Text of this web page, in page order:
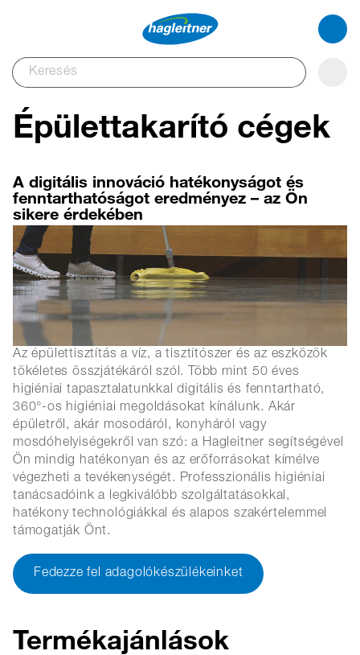
Épülettakarító cégek
A digitális innováció hatékonyságot és
fenntarthatóságot eredményez – az Ön
sikere érdekében
Az épülettisztítás a víz, a tisztítószer és az eszközök
tökéletes összjátékáról szól. Több mint 50 éves
higiéniai tapasztalatunkkal digitális és fenntartható,
360°-os higiéniai megoldásokat kínálunk. Akár
épületről, akár mosodáról, konyháról vagy
mosdóhelyiségekről van szó: a Hagleitner segítségével
Ön mindig hatékonyan és az erőforrásokat kímélve
végezheti a tevékenységét. Professzionális higiéniai
tanácsadóink a legkiválóbb szolgáltatásokkal,
hatékony technológiákkal és alapos szakértelemmel
támogatják Önt.
Fedezze fel adagolókészülékeinket
Termékajánlások